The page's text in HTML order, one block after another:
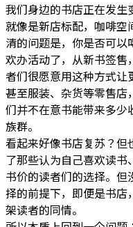
我们身边的书店正在发生
就像是新店标配，咖啡
清的问题是，你是否可
欢办活动了，从新书签售
者们很愿意用这种方式让
甚至服装、杂货等零售
们并不在意书能带来多
族群。
看起来好像书店复苏？
了那些认为自己喜欢读
书价的读者们的选择。
择的前提下，即便是书店
架读者的同情。